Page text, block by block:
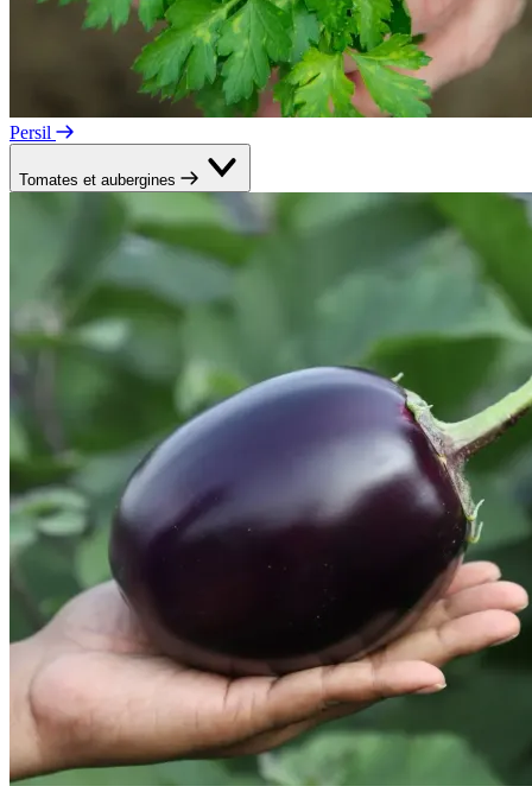
Persil
Tomates et aubergines